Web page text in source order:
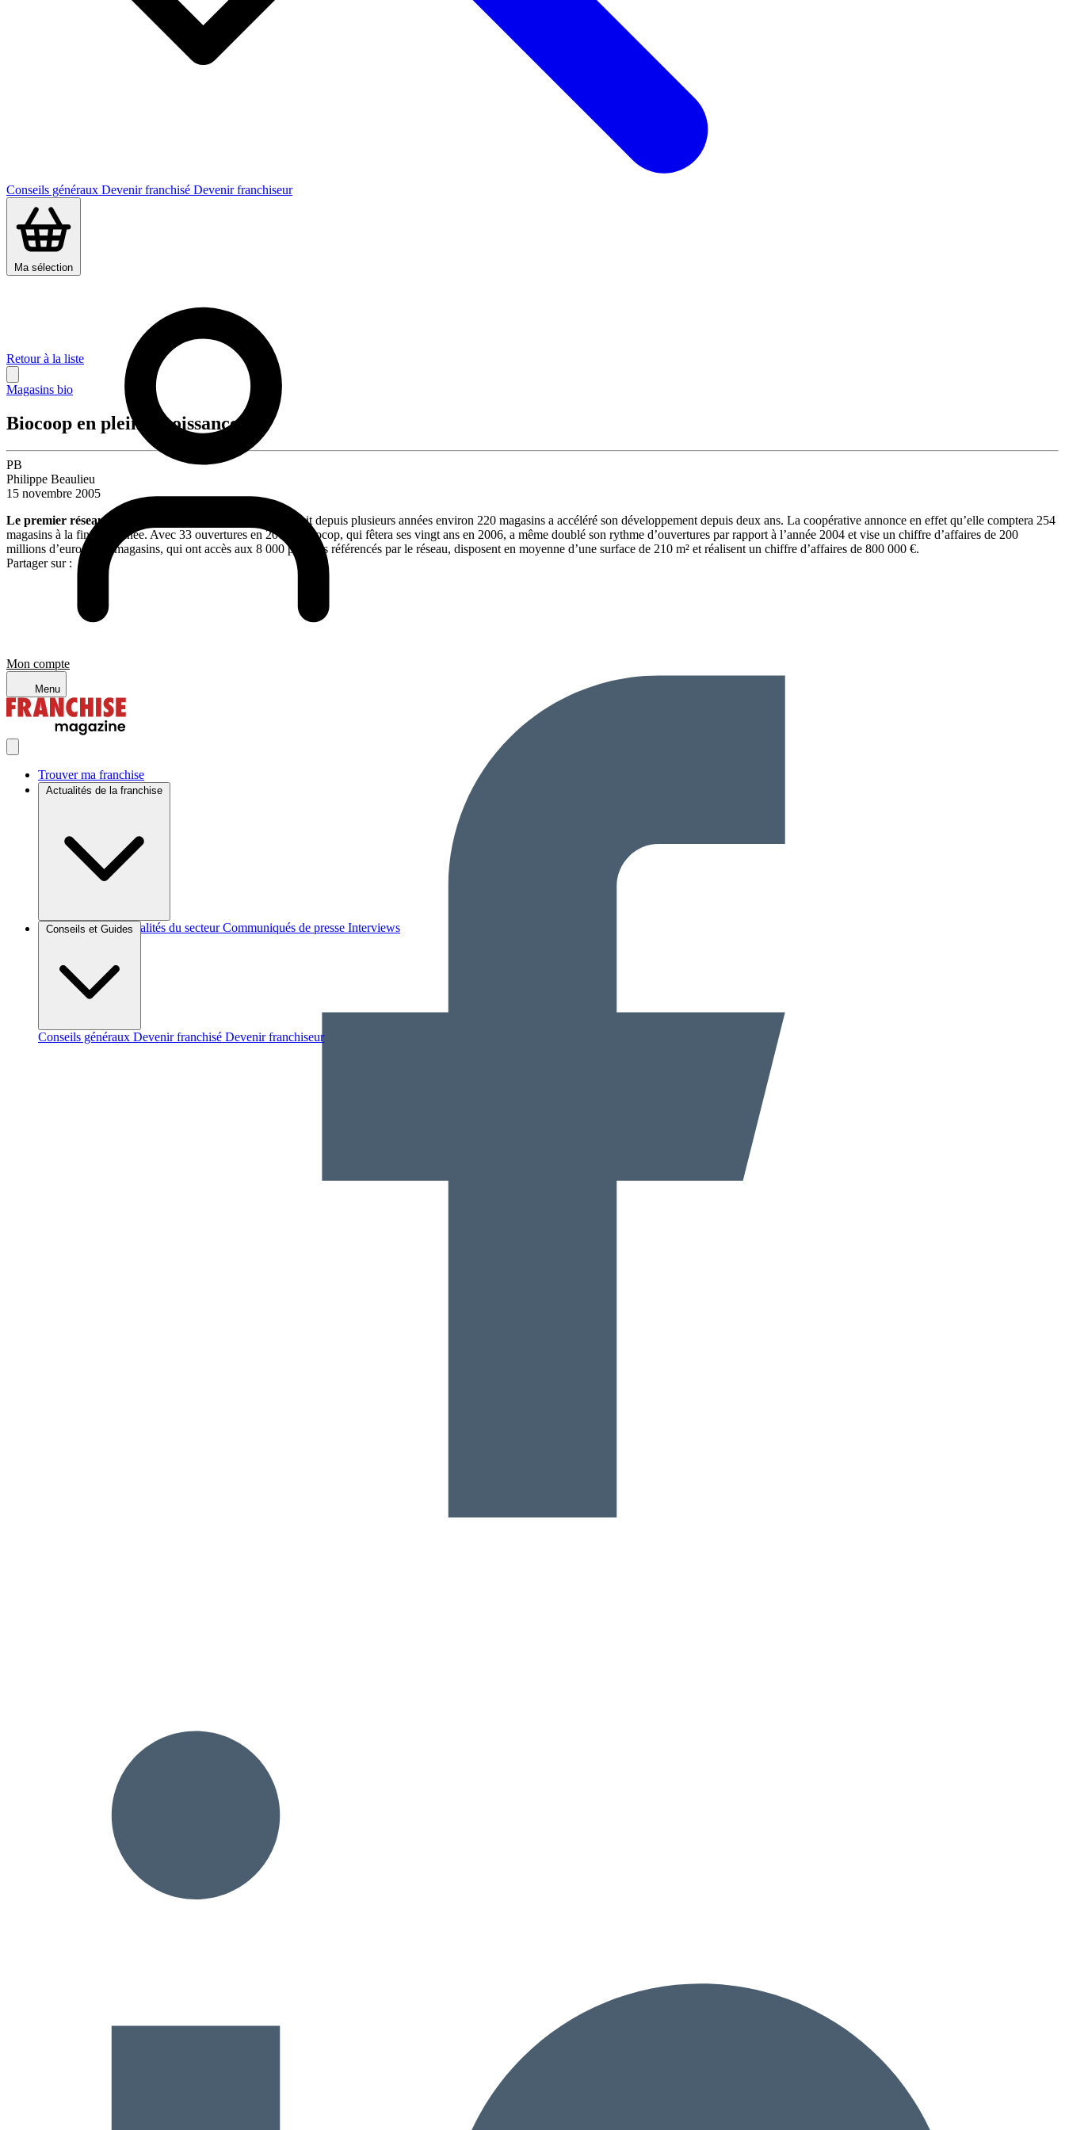
Conseils généraux Devenir franchisé Devenir franchiseur
Ma sélection
Mon compte
Menu
Trouver ma franchise
Actualités de la franchise
Brèves et actus Actualités du secteur Communiqués de presse Interviews
Conseils et Guides
Conseils généraux Devenir franchisé Devenir franchiseur
Retour à la liste
Magasins bio
Biocoop en pleine croissance
PB
Philippe Beaulieu
15 novembre 2005
Le premier réseau de magasins bio en France,
qui fédérait depuis plusieurs années environ 220 magasins a accéléré son développement depuis deux ans. La coopérative annonce en effet qu’elle comptera 254
magasins à la fin de l’année. Avec 33 ouvertures en 2005, Bioocop, qui fêtera ses vingt ans en 2006, a même doublé son rythme d’ouvertures par rapport à l’année 2004 et vise un chiffre d’affaires de 200
millions d’euros. Les magasins, qui ont accès aux 8 000 produits référencés par le réseau, disposent en moyenne d’une surface de 210 m² et réalisent un chiffre d’affaires de 800 000 €.
Partager sur :